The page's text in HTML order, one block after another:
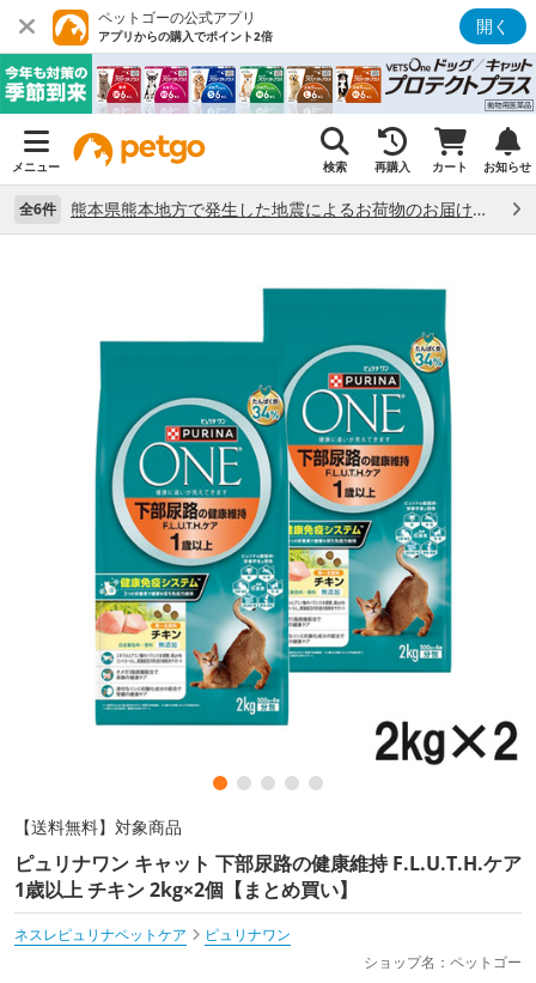
ペットゴーの公式アプリ
アプリからの購入でポイント2倍 開く
メニュー 検索 再購入 カート お知らせ
全6件 熊本県熊本地方で発生した地震によるお荷物のお届け状況について （7/28）
【送料無料】対象商品
ピュリナワン キャット 下部尿路の健康維持 F.L.U.T.H.ケア
1歳以上 チキン 2kg×2個【まとめ買い】
ネスレピュリナペットケア
ピュリナワン
ショップ名：ペットゴー